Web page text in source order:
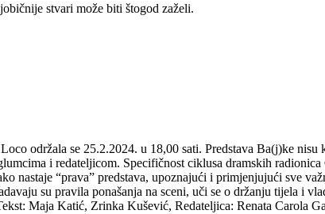
stvari može biti štogod zaželi.
održala se 25.2.2024. u 18,00 sati. Predstava Ba(j)ke
i redateljicom. Specifičnost ciklusa dramskih
nastaje “prava” predstava, upoznajući i primjenjujući sve
su pravila ponašanja na sceni, uči se o držanju tijela i
Maja Katić, Zrinka Kušević, Redateljica: Renata Carola